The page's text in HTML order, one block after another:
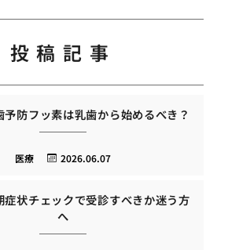
投稿記事
防フッ素は乳歯から始めるべき？
2026.06.07
医療
症状チェックで受診すべきか迷う方
へ